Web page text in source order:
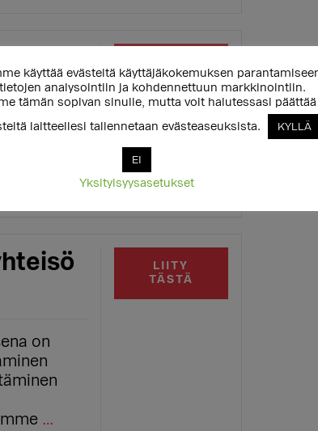
TÄSTÄ
on
…
LIITY
TÄSTÄ
käyttää evästeitä käyttäjäkokemuksen
analysointiin ja kohdennettuun markkinointiin.
tämän sopivan sinulle, mutta voit halutessasi päättää
laitteellesi tallennetaan evästeaseuksista.
KYLLÄ
EI
Yksityisyysasetukset